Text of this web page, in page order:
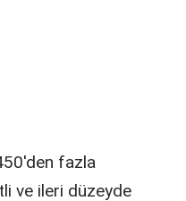
fazla
ve ileri düzeyde